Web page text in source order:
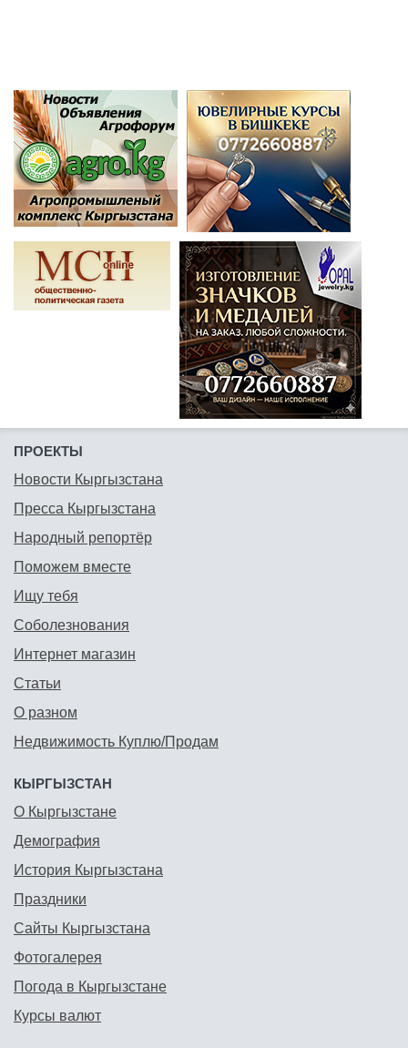
ПРОЕКТЫ
Новости Кыргызстана
Пресса Кыргызстана
Народный репортёр
Поможем вместе
Ищу тебя
Соболезнования
Интернет магазин
Статьи
О разном
Недвижимость Куплю/Продам
КЫРГЫЗСТАН
О Кыргызстане
Демография
История Кыргызстана
Праздники
Сайты Кыргызстана
Фотогалерея
Погода в Кыргызстане
Курсы валют